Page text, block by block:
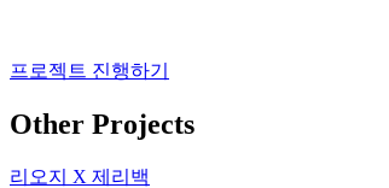
프로젝트 진행하기
Other Projects
리오지 X 제리백